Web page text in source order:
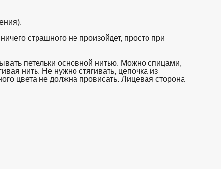
страшного не произойдет, просто при
петельки основной нитью. Можно спицами,
нить. Не нужно стягивать, цепочка из
цвета не должна провисать. Лицевая сторона